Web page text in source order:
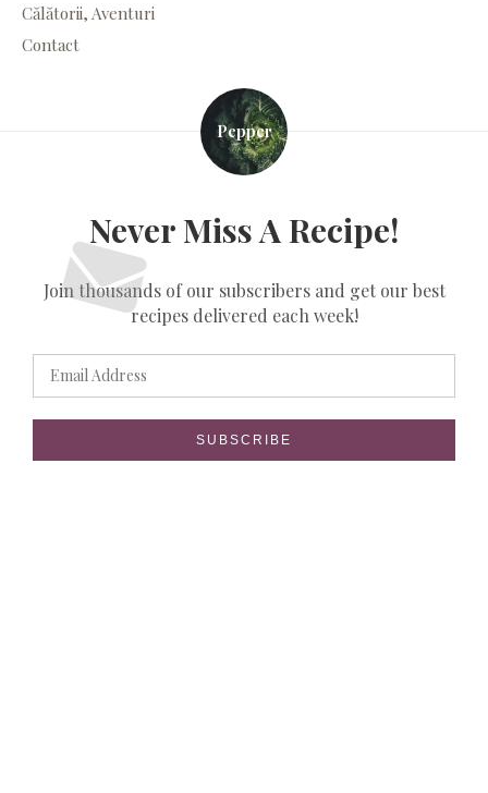
Călătorii, Aventuri
Contact
Pepper
Never Miss A Recipe!
Join thousands of our subscribers and get our best
recipes delivered each week!